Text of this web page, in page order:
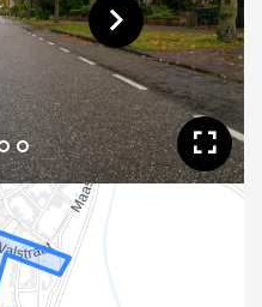
Toon volgende